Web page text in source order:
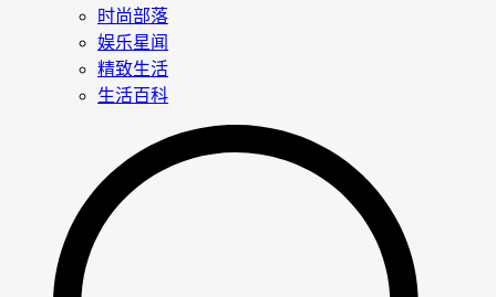
时尚部落
娱乐星闻
精致生活
生活百科